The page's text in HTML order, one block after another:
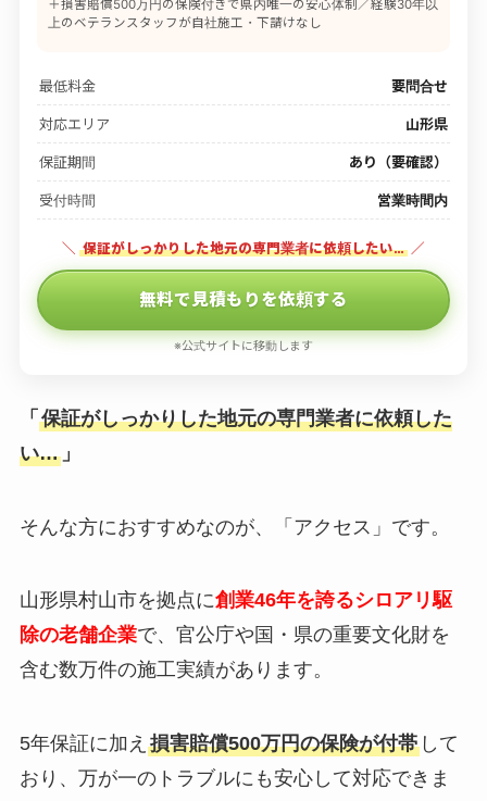
＋損害賠償500万円の保険付きで県内唯一の安心体制／経験30年以
上のベテランスタッフが自社施工・下請けなし
最低料金 要問合せ
対応エリア 山形県
保証期間 あり（要確認）
受付時間 営業時間内
＼ 保証がしっかりした地元の専門業者に依頼したい… ／
無料で見積もりを依頼する
※公式サイトに移動します
「 保証がしっかりした地元の専門業者に依頼した
い…」
そんな方におすすめなのが、「アクセス」です。
山形県村山市を拠点に創業46年を誇るシロアリ駆
除の老舗企業で、官公庁や国・県の重要文化財を
含む数万件の施工実績があります。
5年保証に加え 損害賠償500万円の保険が付帯して
おり、万が一のトラブルにも安心して対応できま